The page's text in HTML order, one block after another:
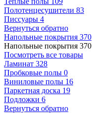
Полотенцесушители 83
Писсуары 4
Вернуться обратно
Напольные покрытия 370
Напольные покрытия 370
Посмотреть все товары
Ламинат 328
Пробковые полы 0
Виниловые полы 16
Паркетная доска 19
Подложки 6
Вернуться обратно